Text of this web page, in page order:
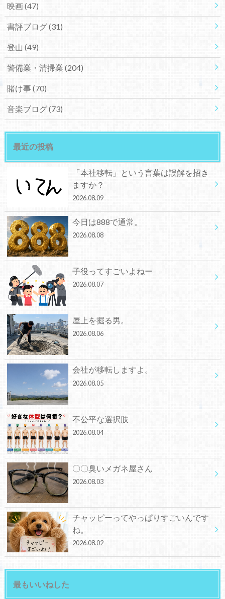
映画(47)
書評ブログ(31)
登山 (49)
警備業・清掃業 (204)
賭け事(70)
音楽ブログ(73)
最近の投稿
「本社移転」という言葉は誤解を招き
ますか？
2026.08.09
今日は888で通常。
2026.08.08
子役ってすごいよねー
2026.08.07
屋上を掘る男。
2026.08.06
会社が移転しますよ。
2026.08.05
不公平な選択肢
2026.08.04
〇〇臭いメガネ屋さん
2026.08.03
チャッピーってやっぱりすごいんです
ね。
2026.08.02
最もいいねした